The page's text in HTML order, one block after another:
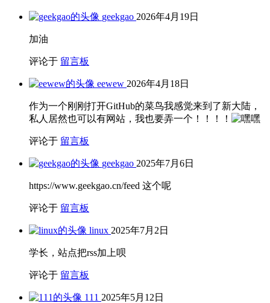
geekgao 2026年4月19日
加油
评论于 留言板
eewew 2026年4月18日
作为一个刚刚打开GitHub的菜鸟我感觉来到了新大陆，
私人居然也可以有网站，我也要弄一个！！！！
评论于 留言板
geekgao 2025年7月6日
https://www.geekgao.cn/feed 这个呢
评论于 留言板
linux 2025年7月2日
学长，站点把rss加上呗
评论于 留言板
111 2025年5月12日